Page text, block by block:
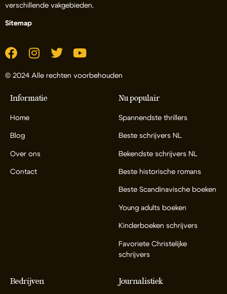
verschillende vakgebieden.
Sitemap
© 2024 Alle rechten voorbehouden
Informatie
Home
Blog
Over ons
Contact
Nu populair
Spannendste thrillers
Beste schrijvers NL
Bekendste schrijvers NL
Beste historische romans
Beste Scandinavische boeken
Young adults boeken
Kinderboeken schrijvers
Favoriete Christelijke
schrijvers
Bedrijven Journalistiek